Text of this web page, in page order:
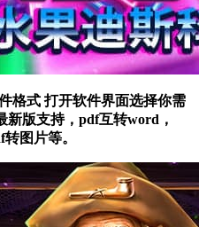
格式 打开软件界面选择你需
版支持，pdf互转word，
图片等。